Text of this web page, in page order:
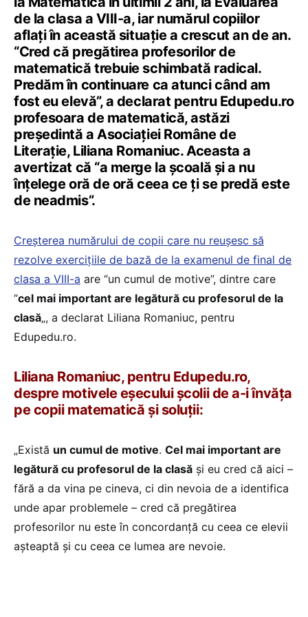
de la clasa a VIII-a, iar numărul copiilor
aflați în această situație a crescut an de an.
“Cred că pregătirea profesorilor de
matematică trebuie schimbată radical.
Predăm în continuare ca atunci când am
fost eu elevă”, a declarat pentru Edupedu.ro
profesoara de matematică, astăzi
președintă a Asociației Române de
Literație, Liliana Romaniuc. Aceasta a
avertizat că “a merge la școală și a nu
înțelege oră de oră ceea ce ți se predă este
de neadmis”.
Creșterea numărului de copii care nu reușesc să
rezolve exercițiile de bază de la examenul de final de
clasa a VIII-a are “un cumul de motive”, dintre care
“cel mai important are legătură cu profesorul de la
clasă„, a declarat Liliana Romaniuc, pentru
Edupedu.ro.
Liliana Romaniuc, pentru Edupedu.ro,
despre motivele eșecului școlii de a-i învăța
pe copiimatematică și soluții:
„Există un cumul de motive. Cel mai important are
legătură cu profesorul de la clasă și eu cred că aici –
fără a da vina pe cineva, ci din nevoia de a identifica
unde apar problemele – cred că pregătirea
profesorilor nu este în concordanță cu ceea ce elevii
așteaptă și cu ceea ce lumea are nevoie.